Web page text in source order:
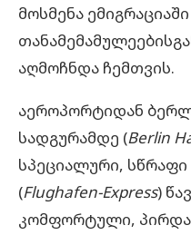
მოსმენა
აღმოჩნდა ჩემთვის.
აეროპორტიდან
სადგურამდე (Berlin
სპეციალური,
(Flughafen-Express)
კომფორტული,